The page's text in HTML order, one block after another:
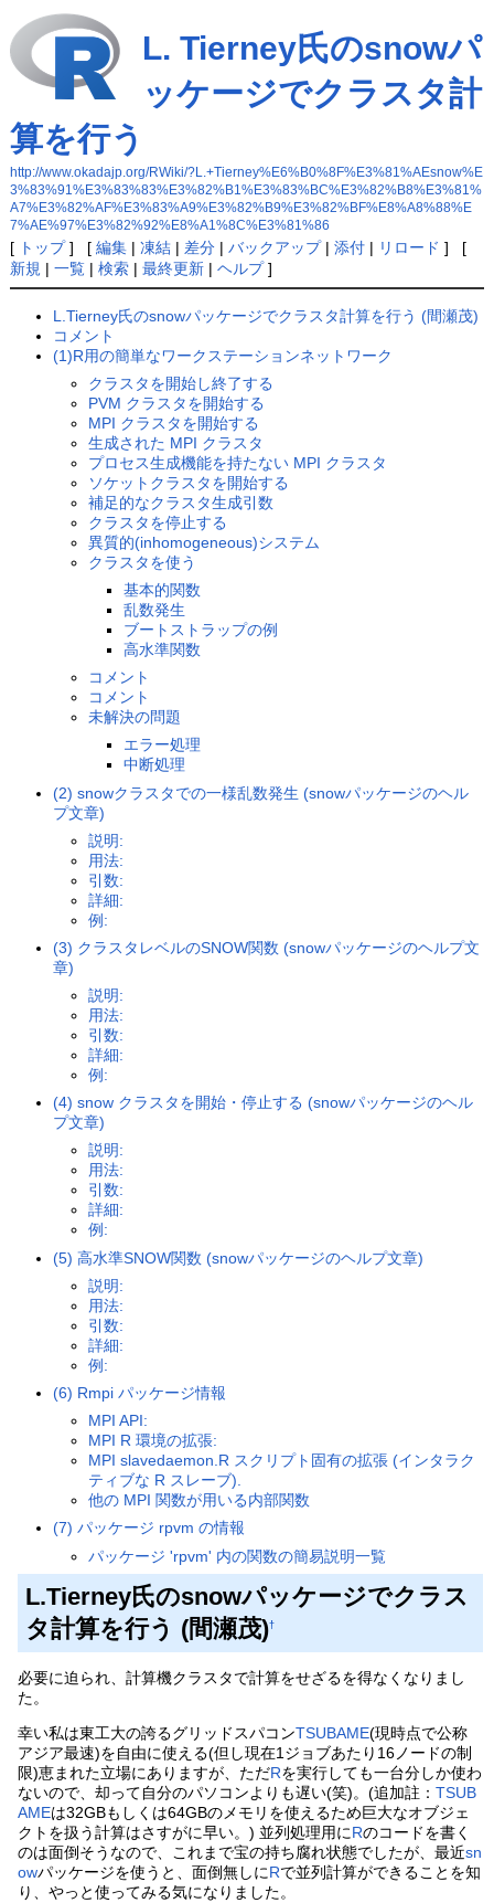
L. Tierney氏のsnowパ
ッケージでクラスタ計
算を行う
http://www.okadajp.org/RWiki/?L.+Tierney%E6%B0%8F%E3%81%AEsnow%E
3%83%91%E3%83%83%E3%82%B1%E3%83%BC%E3%82%B8%E3%81%
A7%E3%82%AF%E3%83%A9%E3%82%B9%E3%82%BF%E8%A8%88%E
7%AE%97%E3%82%92%E8%A1%8C%E3%81%86
[ トップ] [ 編集| 凍結| 差分| バックアップ| 添付| リロード ] [
新規 | 一覧| 検索| 最終更新| ヘルプ]
L.Tierney氏のsnowパッケージでクラスタ計算を行う (間瀬茂)
コメント
(1)R用の簡単なワークステーションネットワーク
クラスタを開始し終了する
PVM クラスタを開始する
MPI クラスタを開始する
生成された MPI クラスタ
プロセス生成機能を持たない MPI クラスタ
ソケットクラスタを開始する
補足的なクラスタ生成引数
クラスタを停止する
異質的(inhomogeneous)システム
クラスタを使う
基本的関数
乱数発生
ブートストラップの例
高水準関数
コメント
コメント
未解決の問題
エラー処理
中断処理
(2) snowクラスタでの一様乱数発生 (snowパッケージのヘル
プ文章)
説明:
用法:
引数:
詳細:
例:
(3) クラスタレベルのSNOW関数 (snowパッケージのヘルプ文
章)
説明:
用法:
引数:
詳細:
例:
(4) snow クラスタを開始・停止する (snowパッケージのヘル
プ文章)
説明:
用法:
引数:
詳細:
例:
(5) 高水準SNOW関数 (snowパッケージのヘルプ文章)
説明:
用法:
引数:
詳細:
例:
(6) Rmpi パッケージ情報
MPI API:
MPI R 環境の拡張:
MPI slavedaemon.R スクリプト固有の拡張 (インタラク
ティブな R スレーブ).
他の MPI 関数が用いる内部関数
(7) パッケージ rpvm の情報
パッケージ 'rpvm' 内の関数の簡易説明一覧
L.Tierney氏のsnowパッケージでクラス
タ計算を行う (間瀬茂)†
必要に迫られ、計算機クラスタで計算をせざるを得なくなりまし
た。
幸い私は東工大の誇るグリッドスパコンTSUBAME(現時点で公称
アジア最速)を自由に使える(但し現在1ジョブあたり16ノードの制
限)恵まれた立場にありますが、ただRを実行しても一台分しか使わ
ないので、却って自分のパソコンよりも遅い(笑)。(追加註：TSUB
AMEは32GBもしくは64GBのメモリを使えるため巨大なオブジェ
クトを扱う計算はさすがに早い。) 並列処理用にRのコードを書く
のは面倒そうなので、これまで宝の持ち腐れ状態でしたが、最近sn
owパッケージを使うと、面倒無しにRで並列計算ができることを知
り、やっと使ってみる気になりました。